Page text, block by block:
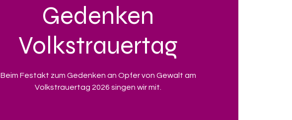
Gedenken
Volkstrauertag
Beim Festakt zum Gedenken an Opfer von Gewalt am
Volkstrauertag 2026 singen wir mit.